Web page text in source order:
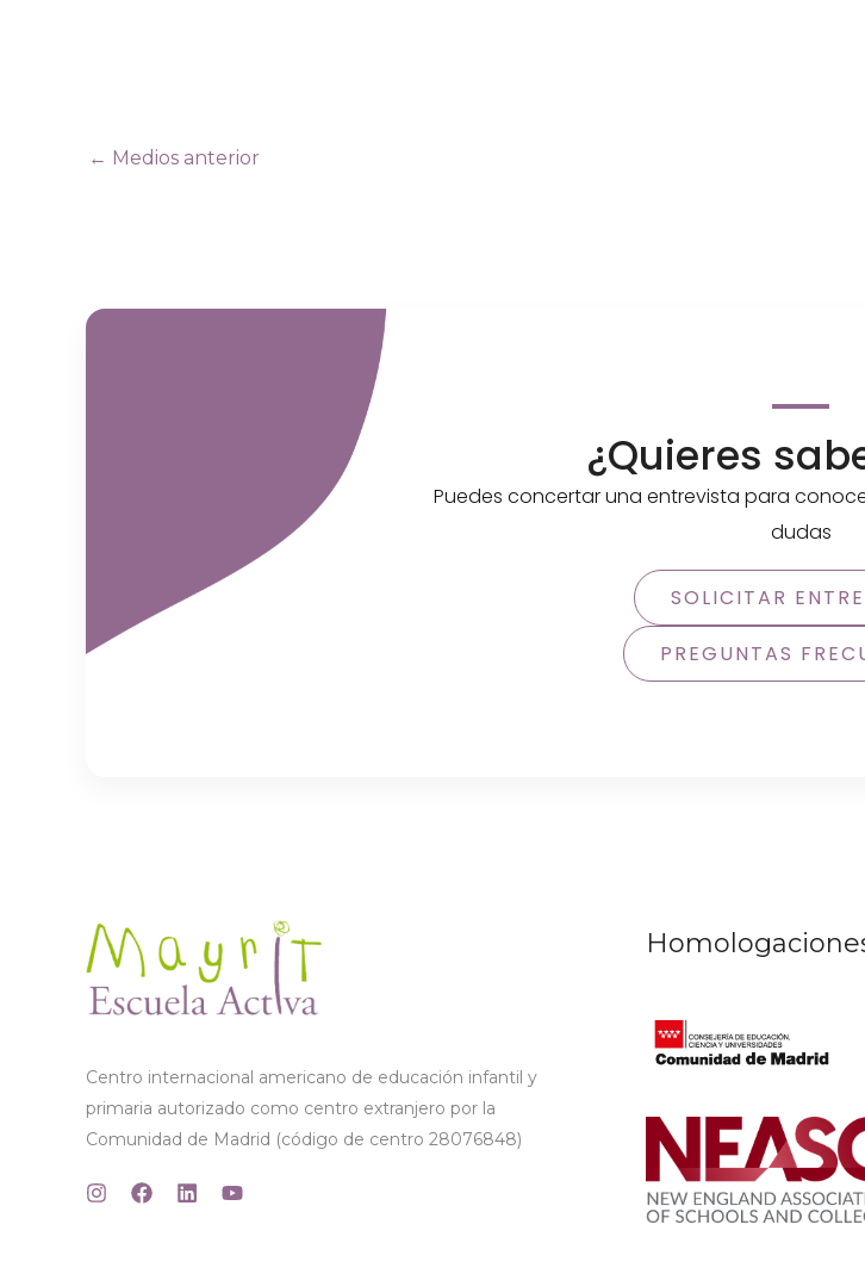
← Medios anterior
¿Quieres
Puedes concertar una entrevista para
dudas
SOLICITAR
PREGUNTAS
Centro internacional americano de educación infantil y
primaria autorizado como centro extranjero por la
Comunidad de Madrid (código de centro 28076848)